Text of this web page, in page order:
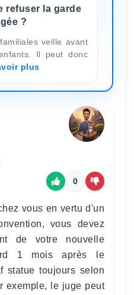
refuser la garde
?
veille avant
Il peut donc
plus
0
vous en vertu d'un
vous devez
de votre nouvelle
1 mois après le
statue toujours selon
exemple, le juge peut